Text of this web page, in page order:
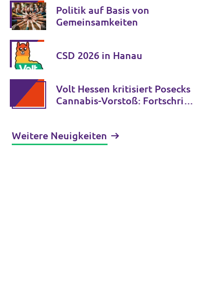
Politik auf Basis von
Gemeinsamkeiten
CSD 2026 in Hanau
Volt Hessen kritisiert Posecks
Cannabis-Vorstoß: Fortschritt
Weitere Neuigkeiten